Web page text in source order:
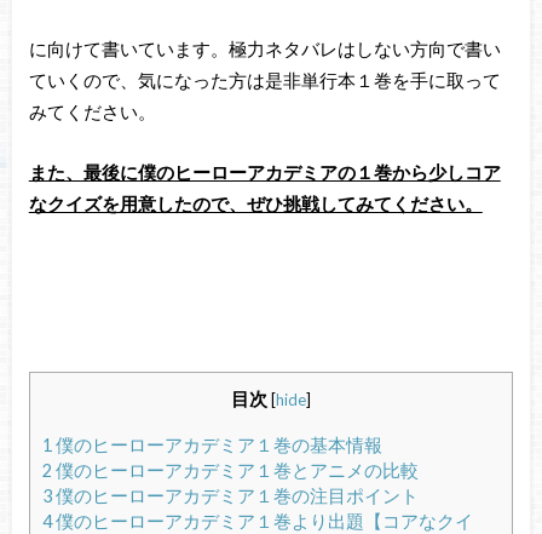
に向けて書いています。極力ネタバレはしない方向で書い
ていくので、気になった方は是非単行本１巻を手に取って
みてください。
また、最後に僕のヒーローアカデミアの１巻から少しコア
なクイズを用意したので、ぜひ挑戦してみてください。
目次 [hide]
1 僕のヒーローアカデミア１巻の基本情報
2 僕のヒーローアカデミア１巻とアニメの比較
3僕のヒーローアカデミア１巻の注目ポイント
4僕のヒーローアカデミア１巻より出題【コアなクイ